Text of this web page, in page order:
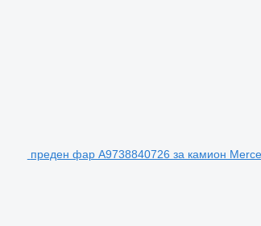
преден фар A9738840726 за камион